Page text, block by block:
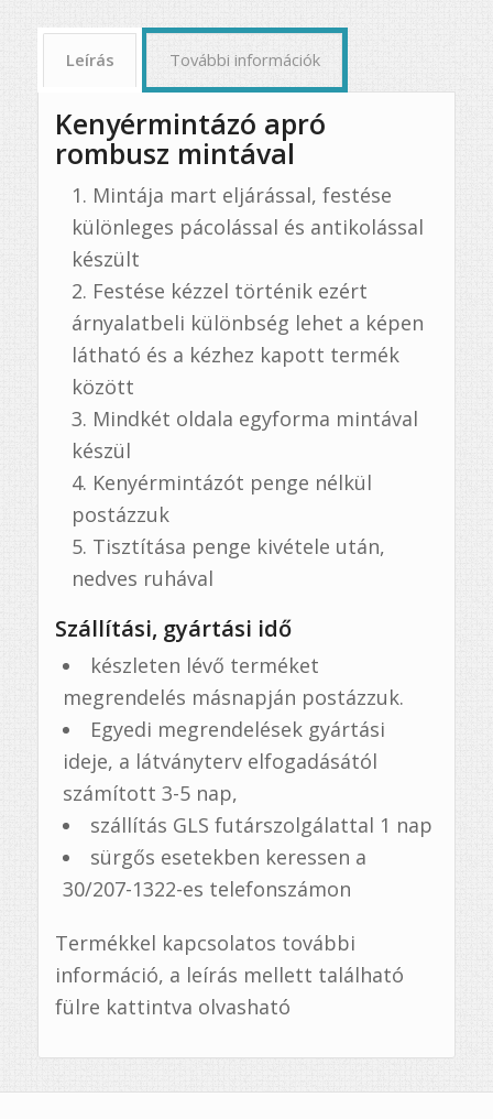
Leírás További információk
Kenyérmintázó apró
rombusz mintával
Mintája mart eljárással, festése
különleges pácolással és antikolással
készült
Festése kézzel történik ezért
árnyalatbeli különbség lehet a képen
látható és a kézhez kapott termék
között
Mindkét oldala egyforma mintával
készül
Kenyérmintázót penge nélkül
postázzuk
Tisztítása penge kivétele után,
nedves ruhával
Szállítási, gyártási idő
készleten lévő terméket
megrendelés másnapján postázzuk.
Egyedi megrendelések gyártási
ideje, a látványterv elfogadásától
számított 3-5 nap,
szállítás GLS futárszolgálattal 1 nap
sürgős esetekben keressen a
30/207-1322-es telefonszámon
Termékkel kapcsolatos további
információ, a leírás mellett található
fülre kattintva olvasható